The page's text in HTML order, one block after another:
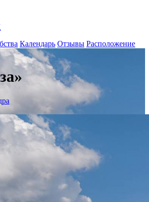
Календарь Отзывы Расположение